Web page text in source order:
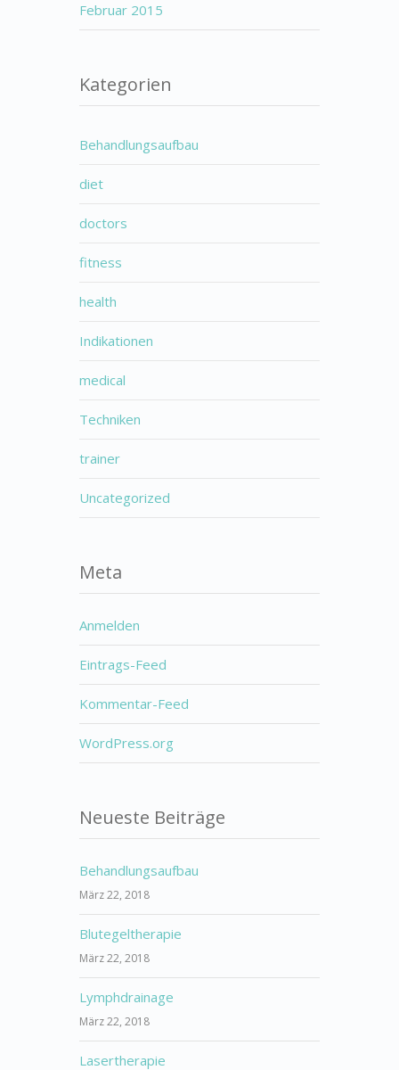
Februar 2015
Kategorien
Behandlungsaufbau
diet
doctors
fitness
health
Indikationen
medical
Techniken
trainer
Uncategorized
Meta
Anmelden
Eintrags-Feed
Kommentar-Feed
WordPress.org
Neueste Beiträge
Behandlungsaufbau
März 22, 2018
Blutegeltherapie
März 22, 2018
Lymphdrainage
März 22, 2018
Lasertherapie